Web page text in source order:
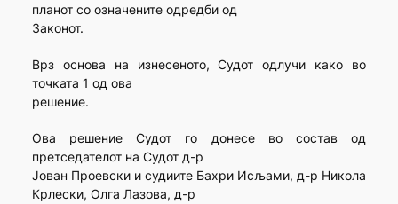
планот со означените одредби од
Законот.
Врз основа на изнесеното, Судот одлучи како во
точката 1 од ова
решение.
Ова решение Судот го донесе во состав од
претседателот на Судот д-р
Јован Проевски и судиите Бахри Исљами, д-р Никола
Крлески, Олга Лазова, д-р